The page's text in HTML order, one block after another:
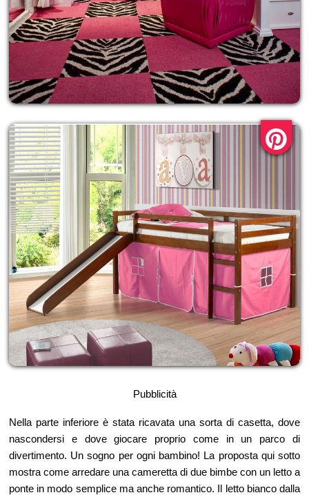
Pubblicità
Nella parte inferiore è stata ricavata una sorta di casetta, dove
nascondersi e dove giocare proprio come in un parco di
divertimento. Un sogno per ogni bambino! La proposta qui sotto
mostra come arredare una cameretta di due bimbe con un letto a
ponte in modo semplice ma anche romantico. Il letto bianco dalla